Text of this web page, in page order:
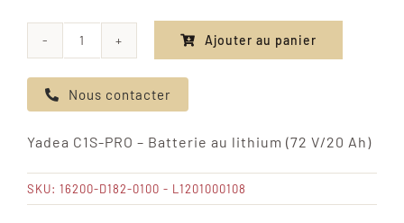
de
Yadea
PRO
-
Batterie
Ajouter au panier
Nous contacter
Yadea C1S-PRO – Batterie au lithium (72 V/20 Ah)
SKU: 16200-D182-0100 - L1201000108